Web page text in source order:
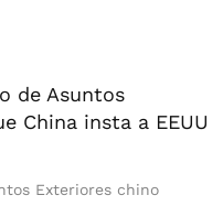
Exteriores chino